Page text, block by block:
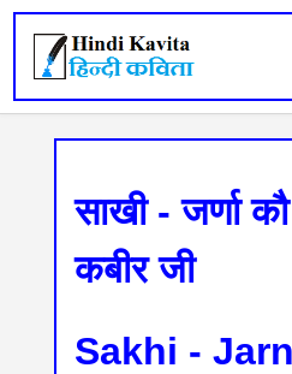
साखी - जर्णा
कबीर जी
Sakhi -